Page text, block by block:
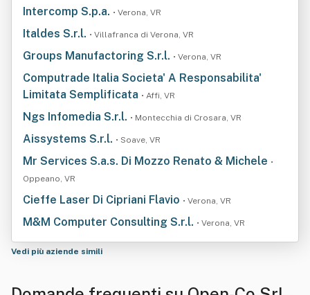
Intercomp S.p.a. • Verona, VR
Italdes S.r.l. • Villafranca di Verona, VR
Groups Manufactoring S.r.l. • Verona, VR
Computrade Italia Societa' A Responsabilita'
Limitata Semplificata • Affi, VR
Ngs Infomedia S.r.l. • Montecchia di Crosara, VR
Aissystems S.r.l. • Soave, VR
Mr Services S.a.s. Di Mozzo Renato & Michele •
Oppeano, VR
Cieffe Laser Di Cipriani Flavio • Verona, VR
M&M Computer Consulting S.r.l. • Verona, VR
Vedi più aziende simili